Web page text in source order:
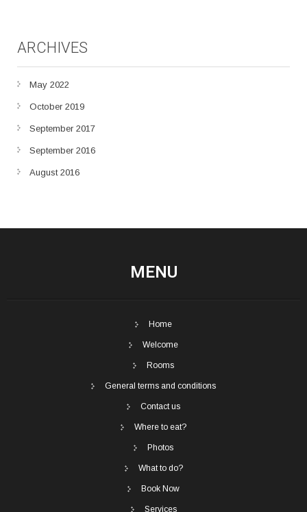
ARCHIVES
May 2022
October 2019
September 2017
September 2016
August 2016
MENU
Home
Welcome
Rooms
General terms and conditions
Contact us
Where to eat?
Photos
What to do?
Book Now
Services